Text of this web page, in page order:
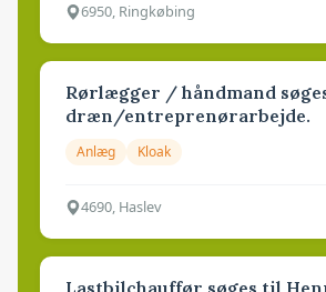
6950, Ringkøbing
Rørlægger / håndmand
dræn/entreprenørarbejde.
Anlæg Kloak
4690, Haslev
Lastbilchauffør søges til